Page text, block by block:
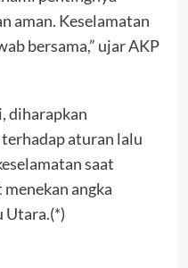
aman. Keselamatan
bersama,” ujar AKP
diharapkan
aturan lalu
saat
angka
Utara.(*)